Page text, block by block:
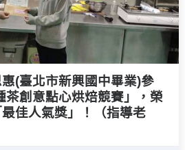
(臺北市新興國中畢業)參
茶創意點心烘焙競賽」，榮
佳人氣獎」！（指導老